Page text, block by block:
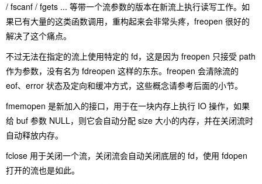
/ fscanf / fgets ... 等带一个流参数的版本在新流上执行读写工作。如
果已有大量的这类函数调用，重构起来会非常头疼，freopen 很好的
解决了这个痛点。
不过无法在指定的流上使用特定的 fd，这是因为 freopen 只接受 path
作为参数，没有名为 fdreopen 这样的东东。freopen 会清除流的
eof、error 状态及定向和缓冲方式，这些概念请参考后面的小节。
fmemopen 是新加入的接口，用于在一块内存上执行 IO 操作，如果
给 buf 参数 NULL，则它会自动分配 size 大小的内存，并在关闭流时
自动释放内存。
fclose 用于关闭一个流，关闭流会自动关闭底层的 fd，使用 fdopen
打开的流也是如此。